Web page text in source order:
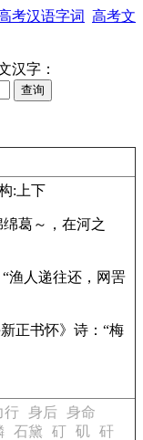
考汉语字词 高考文
汉字：
:上下
绵葛～，在河之
渔人递往还，网罟
正书怀》诗：“梅
行 身后
身命
石黛 矴 矶 矸